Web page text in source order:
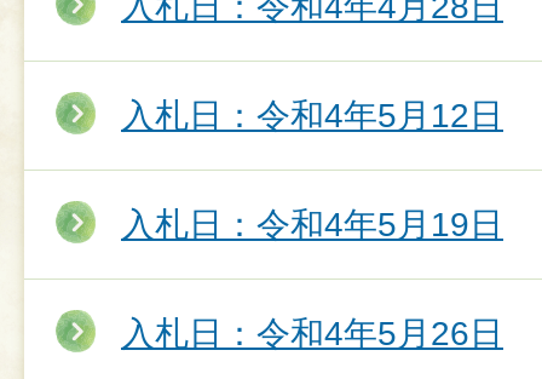
入札日：令和4年5月12日
入札日：令和4年5月19日
入札日：令和4年5月26日